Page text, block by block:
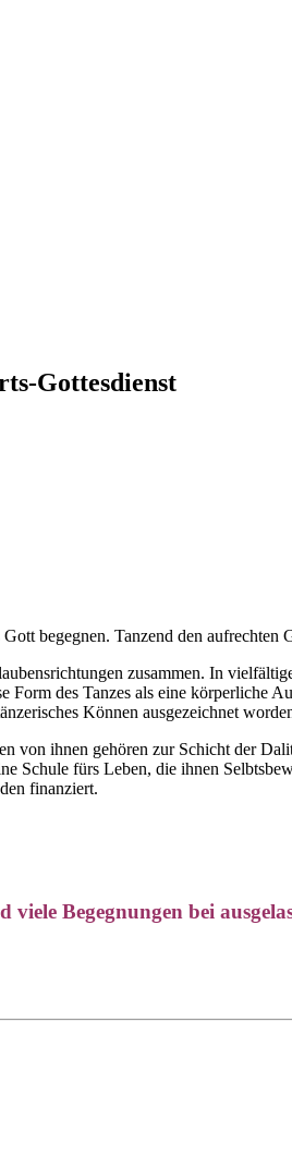
Gottesdienst
begegnen. Tanzend den aufrechten
zusammen. In
des Tanzes als eine körperliche
Können ausgezeichnet
ihnen gehören zur Schicht der
Schule fürs Leben, die ihnen
finanziert.
Begegnungen bei